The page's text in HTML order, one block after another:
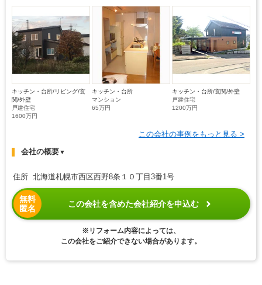
キッチン・台所/リビング/玄
関/外壁
戸建住宅
1600万円
キッチン・台所
マンション
65万円
キッチン・台所/玄関/外壁
戸建住宅
1200万円
この会社の事例をもっと見る >
会社の概要▼
住所 北海道札幌市西区西野8条１０丁目3番1号
無料
匿名
この会社を含めた会社紹介を申込む
※リフォーム内容によっては、
この会社をご紹介できない場合があります。